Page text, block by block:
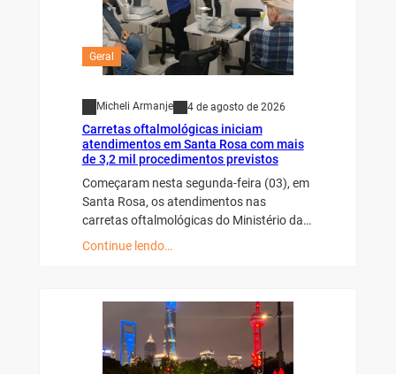
Geral
Micheli Armanje 4 de agosto de 2026
Carretas oftalmológicas iniciam
atendimentos em Santa Rosa com mais
de 3,2 mil procedimentos previstos
Começaram nesta segunda-feira (03), em
Santa Rosa, os atendimentos nas
carretas oftalmológicas do Ministério da…
Continue lendo…